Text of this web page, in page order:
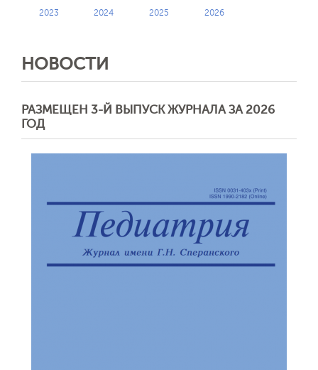
2023 2024 2025 2026
НОВОСТИ
РАЗМЕЩЕН 3-Й ВЫПУСК ЖУРНАЛА ЗА 2026
ГОД